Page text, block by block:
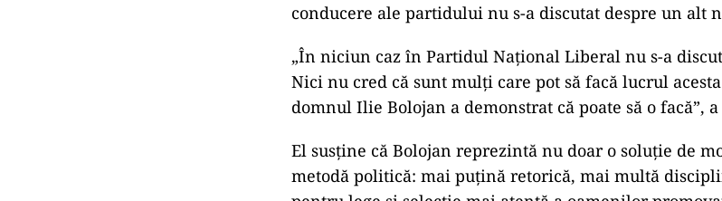
conducere ale partidului nu s-a discutat despre un alt
„În niciun caz în Partidul Național Liberal nu s-a
Nici nu cred că sunt mulți care pot să facă lucrul
domnul Ilie Bolojan a demonstrat că poate să o facă”,
El susține că Bolojan reprezintă nu doar o soluție de
metodă politică: mai puțină retorică, mai multă